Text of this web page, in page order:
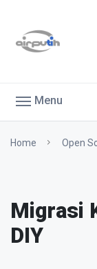
Menu
Home Open
Migrasi
DIY